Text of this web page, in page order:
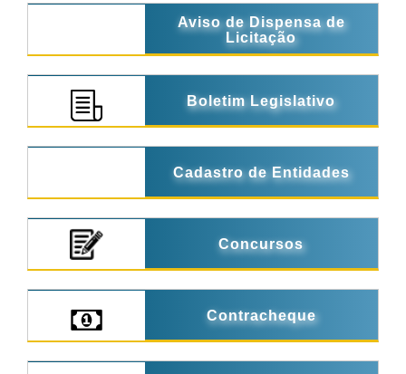
Aviso de Dispensa de
Licitação
Boletim Legislativo
Cadastro de Entidades
Concursos
Contracheque